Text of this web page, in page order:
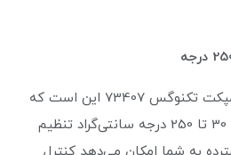
از دیگر امکانات حرفه‌ای کامپکت تکنوگس 73407 این است که
شما قادر هستید دما را بین 30 تا 250 درجه سانتی‌گراد تنظیم